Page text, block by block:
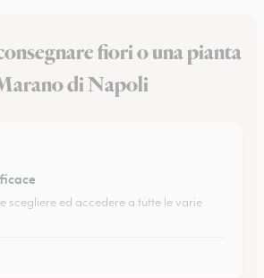
fiori o una pianta
di Napoli
scegliere ed accedere a tutte le varie